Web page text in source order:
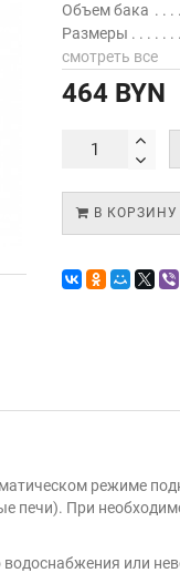
Объем бака
Размеры
смотреть все
464 BYN
В КОРЗИНУ
режиме
печи). При
или